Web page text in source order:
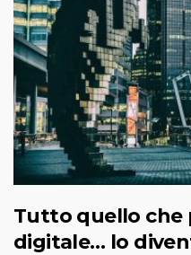
Tutto quello che
digitale… lo